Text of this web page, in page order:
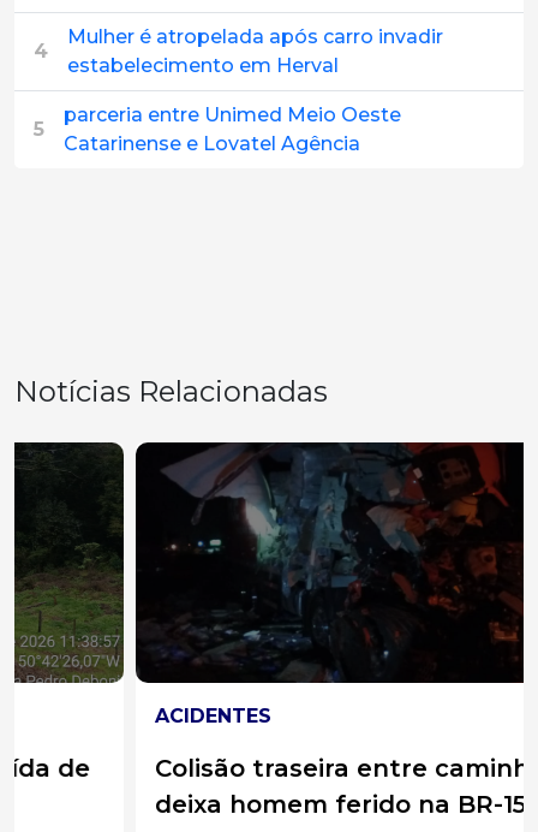
4
Mulher é atropelada após carro invadir
estabelecimento em Herval
5
parceria entre Unimed Meio Oeste
Catarinense e Lovatel Agência
Notícias Relacionadas
Colisão traseira entre caminhões
deixa homem ferido na BR-158